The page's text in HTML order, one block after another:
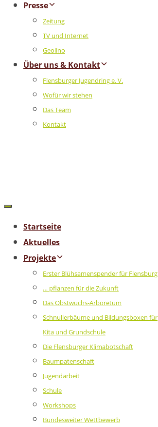
Presse
Zeitung
TV und Internet
Geolino
Über uns & Kontakt
Flensburger Jugendring e. V.
Wofür wir stehen
Das Team
Kontakt
Startseite
Aktuelles
Projekte
Erster Blühsamenspender für Flensburg
… pflanzen für die Zukunft
Das Obstwuchs-Arboretum
Schnullerbäume und Bildungsboxen für
Kita und Grundschule
Die Flensburger Klimabotschaft
Baumpatenschaft
Jugendarbeit
Schule
Workshops
Bundesweiter Wettbewerb